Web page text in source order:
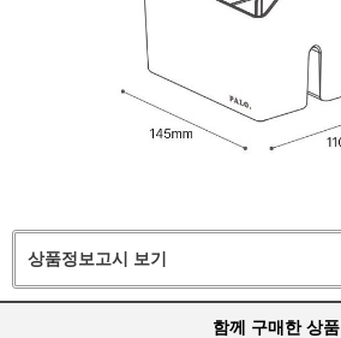
상품정보고시 보기
함께 구매한 상품